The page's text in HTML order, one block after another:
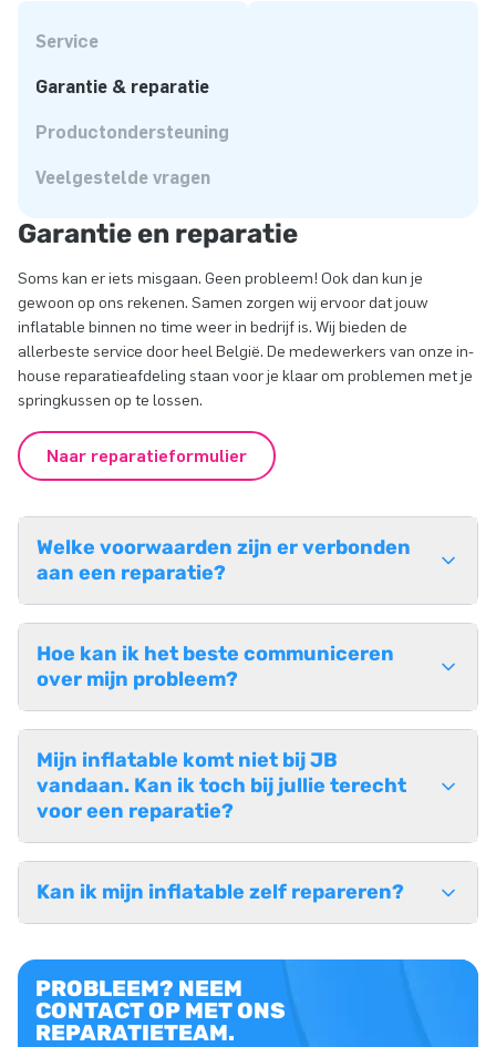
Service
Garantie & reparatie
Productondersteuning
Veelgestelde vragen
Garantie en reparatie
Soms kan er iets misgaan. Geen probleem! Ook dan kun je
gewoon op ons rekenen. Samen zorgen wij ervoor dat jouw
inflatable binnen no time weer in bedrijf is. Wij bieden de
allerbeste service door heel België. De medewerkers van onze in-
house reparatieafdeling staan voor je klaar om problemen met je
springkussen op te lossen.
Naar reparatieformulier
Welke voorwaarden zijn er verbonden
aan een reparatie?
Hoe kan ik het beste communiceren
over mijn probleem?
Mijn inflatable komt niet bij JB
vandaan. Kan ik toch bij jullie terecht
voor een reparatie?
Kan ik mijn inflatable zelf repareren?
PROBLEEM? NEEM
CONTACT OP MET ONS
REPARATIETEAM.